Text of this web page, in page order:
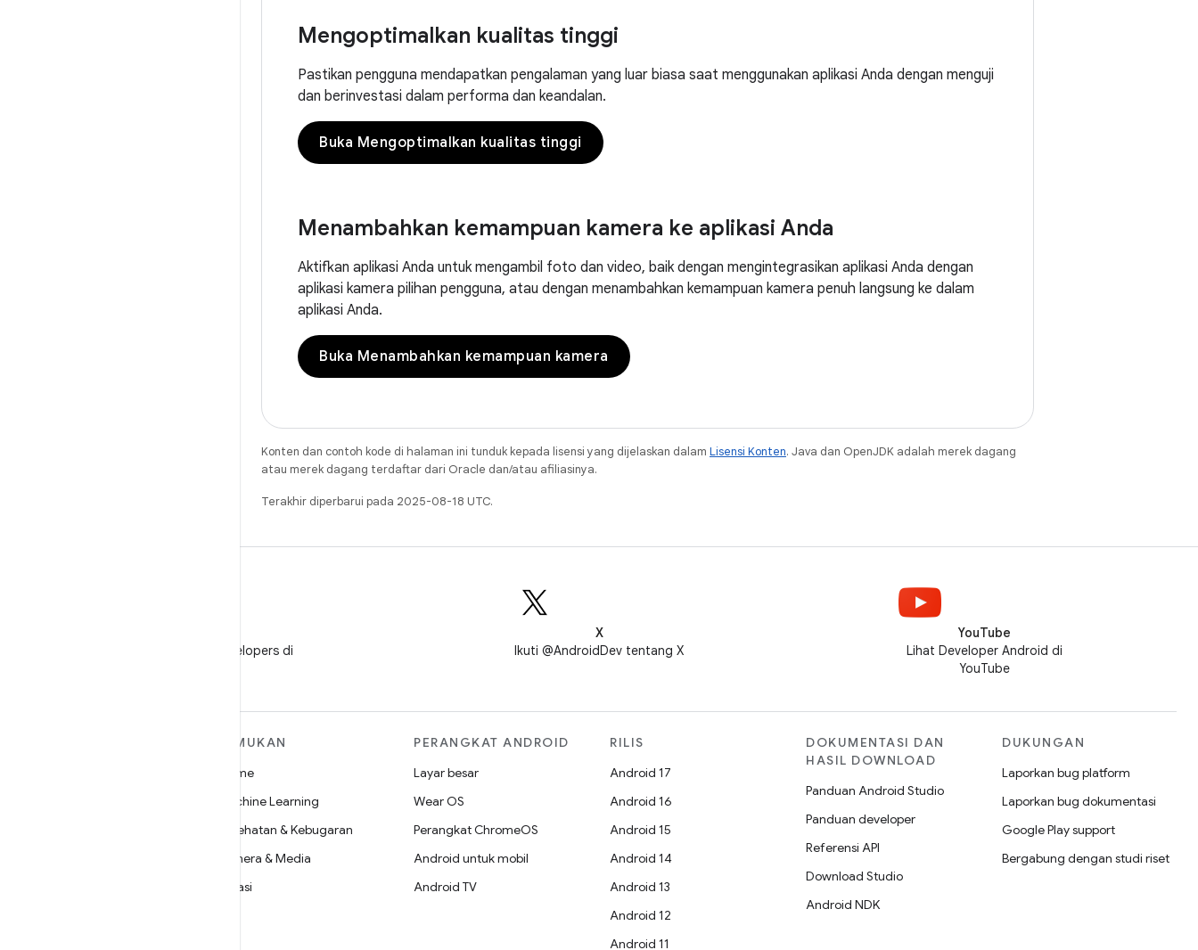
Mengoptimalkan kualitas tinggi
Pastikan pengguna mendapatkan pengalaman yang luar biasa saat menggunakan aplikasi Anda dengan menguji
dan berinvestasi dalam performa dan keandalan.
Buka Mengoptimalkan kualitas tinggi
Menambahkan kemampuan kamera ke aplikasi Anda
Aktifkan aplikasi Anda untuk mengambil foto dan video, baik dengan mengintegrasikan aplikasi Anda dengan
aplikasi kamera pilihan pengguna, atau dengan menambahkan kemampuan kamera penuh langsung ke dalam
aplikasi Anda.
Buka Menambahkan kemampuan kamera
Konten dan contoh kode di halaman ini tunduk kepada lisensi yang dijelaskan dalam Lisensi Konten. Java dan OpenJDK adalah merek dagang
atau merek dagang terdaftar dari Oracle dan/atau afiliasinya.
Terakhir diperbarui pada 2025-08-18 UTC.
Ikuti Android Developers di
X
Ikuti @AndroidDev tentang X
YouTube
Lihat Developer Android di
YouTube
TEMUKAN
Game
Machine Learning
Kesehatan & Kebugaran
Kamera & Media
Privasi
PERANGKAT ANDROID
Layar besar
Wear OS
Perangkat ChromeOS
Android untuk mobil
Android TV
RILIS
Android 17
Android 16
Android 15
Android 14
Android 13
Android 12
Android 11
DOKUMENTASI DAN
HASIL DOWNLOAD
Panduan Android Studio
Panduan developer
Referensi API
Download Studio
Android NDK
DUKUNGAN
Laporkan bug platform
Laporkan bug dokumentasi
Google Play support
Bergabung dengan studi riset